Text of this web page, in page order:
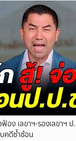
อง เลขาฯ-รองเลขาฯ
คดีซ้ำซ้อน